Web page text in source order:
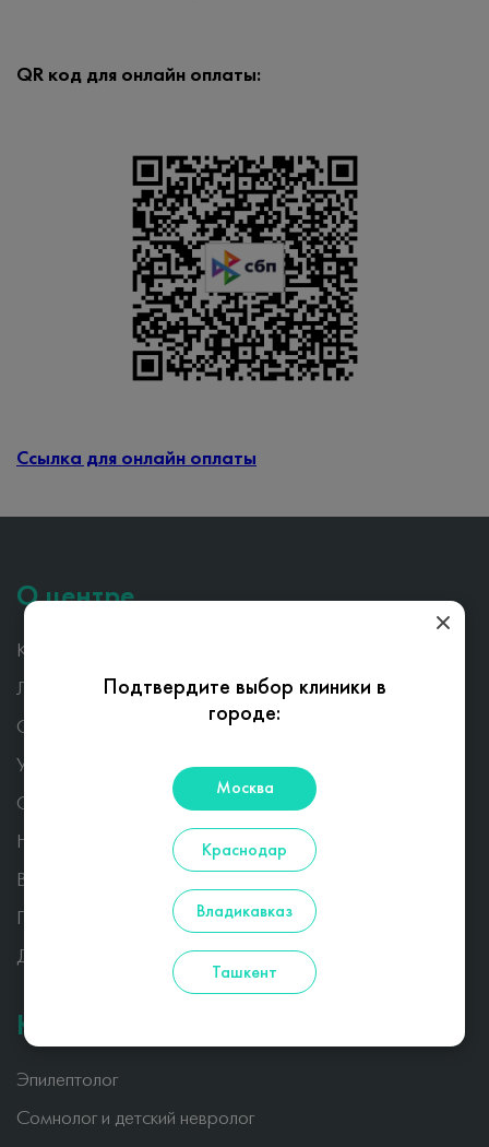
QR код для онлайн оплаты:
Ссылка для онлайн оплаты
О центре
Казарян А.А
Лицензия
Специалисты
Услуги и цены
Отзывы
Новости
Вопросы
Для пациентов
Консультации
Эпилептолог
Сомнолог и детский невролог
Подтвердите выбор клиники в
городе:
Москва
Краснодар
Владикавказ
Ташкент